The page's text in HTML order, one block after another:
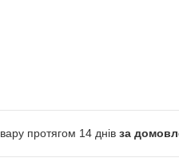
протягом 14 днів за